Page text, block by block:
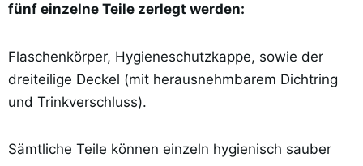
fünf einzelne Teile zerlegt werden:
Flaschenkörper, Hygieneschutzkappe, sowie der
dreiteilige Deckel (mit herausnehmbarem Dichtring
und Trinkverschluss).
Sämtliche Teile können einzeln hygienisch sauber